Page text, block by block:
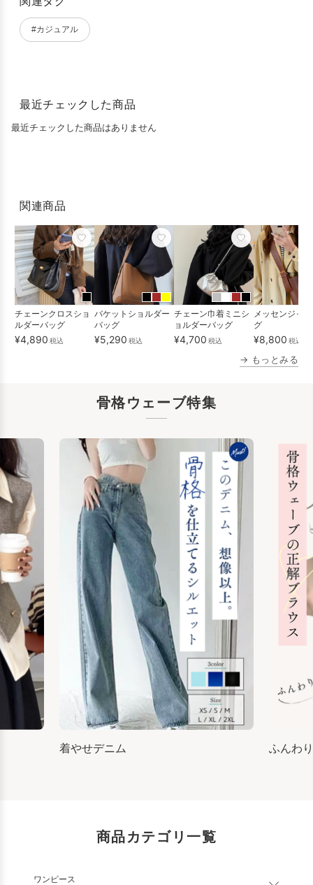
#カジュアル
最近チェックした商品
最近チェックした商品はありません
関連商品
チェーンクロスショ
ルダーバッグ
¥4,890 税込
バケットショルダー
バッグ
¥5,290 税込
チェーン巾着ミニシ
ョルダーバッグ
¥4,700 税込
メッセンジャ
グ
¥8,800 税込
→ もっとみる
骨格ウェーブ特集
着やせデニム ふんわ
商品カテゴリ一覧
ワンピース